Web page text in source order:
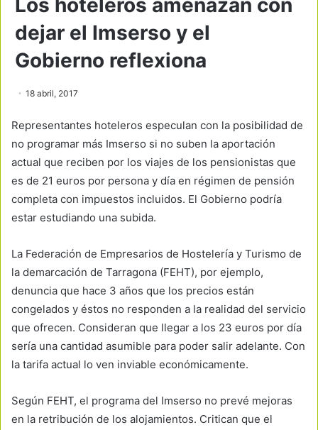
Los hoteleros amenazan con
dejar el Imserso y el
Gobierno reflexiona
18 abril, 2017
Representantes hoteleros especulan con la posibilidad de
no programar más Imserso si no suben la aportación
actual que reciben por los viajes de los pensionistas que
es de 21 euros por persona y día en régimen de pensión
completa con impuestos incluidos. El Gobierno podría
estar estudiando una subida.
La Federación de Empresarios de Hostelería y Turismo de
la demarcación de Tarragona (FEHT), por ejemplo,
denuncia que hace 3 años que los precios están
congelados y éstos no responden a la realidad del servicio
que ofrecen. Consideran que llegar a los 23 euros por día
sería una cantidad asumible para poder salir adelante. Con
la tarifa actual lo ven inviable económicamente.
Según FEHT, el programa del Imserso no prevé mejoras
en la retribución de los alojamientos. Critican que el